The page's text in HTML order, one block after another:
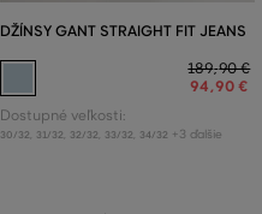
DŽÍNSY GANT STRAIGHT FIT JEANS
189,90 €
94,90 €
Dostupné veľkosti:
30/32 31/32 32/32 33/32 34/32 +3 ďalšie